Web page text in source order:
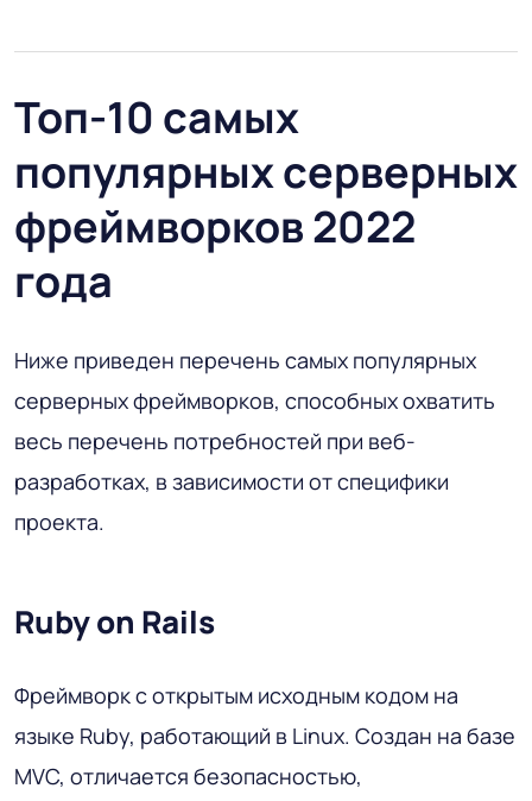
Топ-10 самых
популярных серверных
фреймворков 2022
года
Ниже приведен перечень самых популярных
серверных фреймворков, способных охватить
весь перечень потребностей при веб-
разработках, в зависимости от специфики
проекта.
Ruby on Rails
Фреймворк с открытым исходным кодом на
языке Ruby, работающий в Linux. Создан на базе
MVC, отличается безопасностью,